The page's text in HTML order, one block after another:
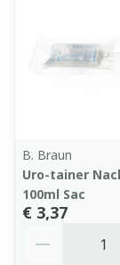
B. Braun
Uro-tainer
100ml Sac
€ 3,37